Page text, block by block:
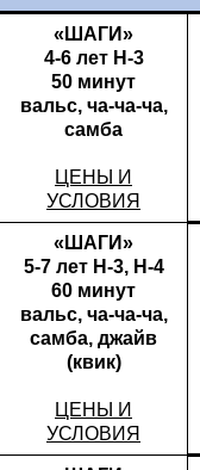
«ШАГИ»
4-6 лет Н-3
50 минут
вальс, ча-ча-ча,
самба
ЦЕНЫ И
УСЛОВИЯ
«ШАГИ»
5-7 лет Н-3, Н-4
60 минут
вальс, ча-ча-ча,
самба, джайв
(квик)
ЦЕНЫ И
УСЛОВИЯ